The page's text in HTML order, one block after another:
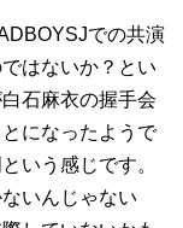
での共演
はないか？とい
石麻衣の握手会
になったようで
いう感じです。
いんじゃない